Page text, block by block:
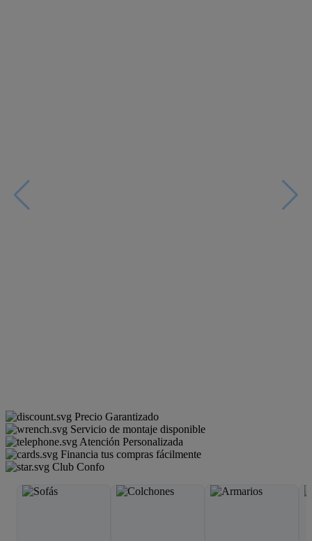
Precio Garantizado
Servicio de montaje disponible
Atención Personalizada
Financia tus compras fácilmente
Club Confo